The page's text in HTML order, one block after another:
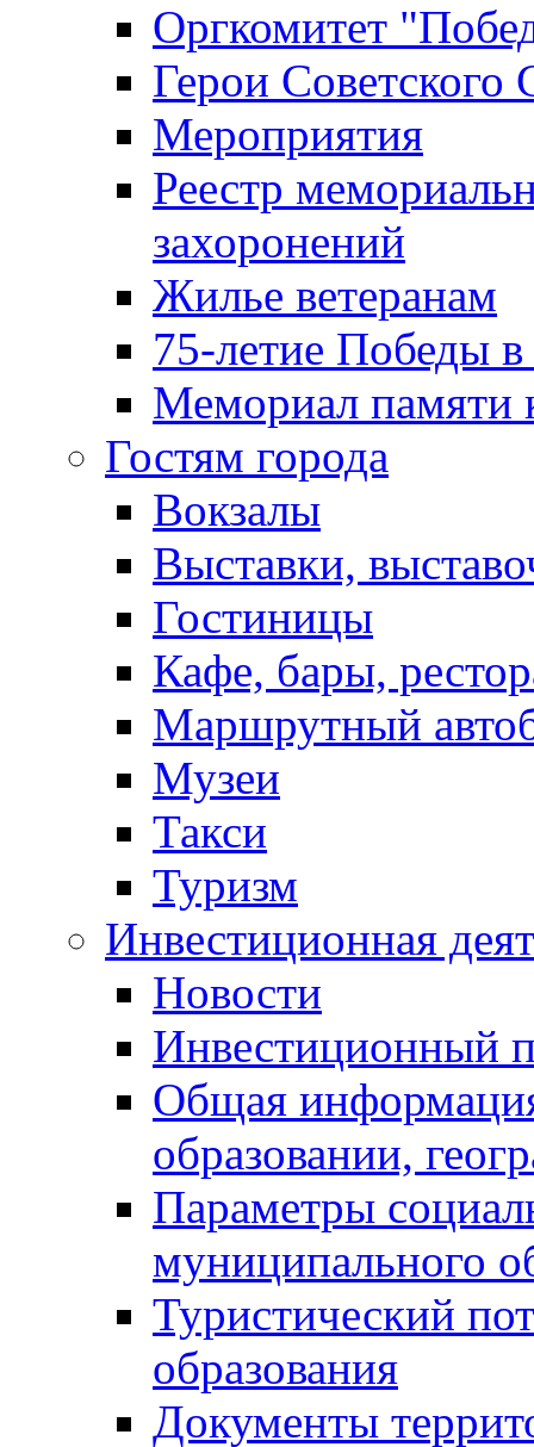
Оргкомитет
Герои Советского
Мероприятия
Реестр
захоронений
Жилье ветеранам
75-летие Победы
Мемориал памяти
Гостям города
Вокзалы
Выставки,
Гостиницы
Кафе, бары,
Маршрутный
Музеи
Такси
Туризм
Инвестиционная
Новости
Инвестиционный
Общая
образовании,
Параметры
муниципального
Туристический
образования
Документы